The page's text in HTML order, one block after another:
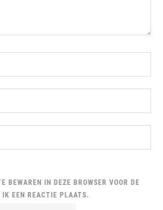
IN DEZE BROWSER VOOR DE
IK EEN REACTIE PLAATS.